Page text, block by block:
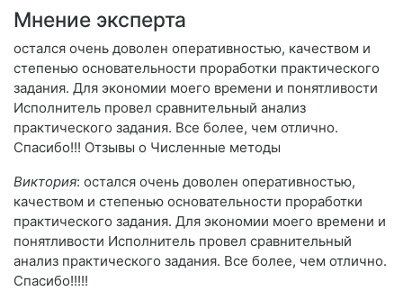
Мнение эксперта
остался очень доволен оперативностью, качеством и
степенью основательности проработки практического
задания. Для экономии моего времени и понятливости
Исполнитель провел сравнительный анализ
практического задания. Все более, чем отлично.
Спасибо!!! Отзывы о Численные методы
Виктория: остался очень доволен оперативностью,
качеством и степенью основательности проработки
практического задания. Для экономии моего времени и
понятливости Исполнитель провел сравнительный
анализ практического задания. Все более, чем отлично.
Спасибо!!!!!